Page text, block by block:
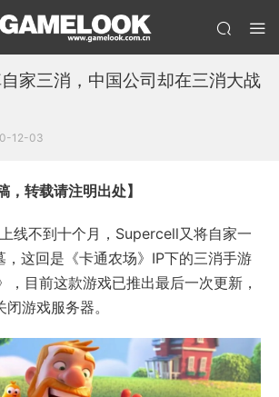
家三消，中国公司却在三消大战
12-03
，转载请注明出处】
线不到十个月，Supercell又将自家一
，这回是《卡通农场》IP下的三消手游
，目前这款游戏已推出最后一次更新，
游戏服务器。